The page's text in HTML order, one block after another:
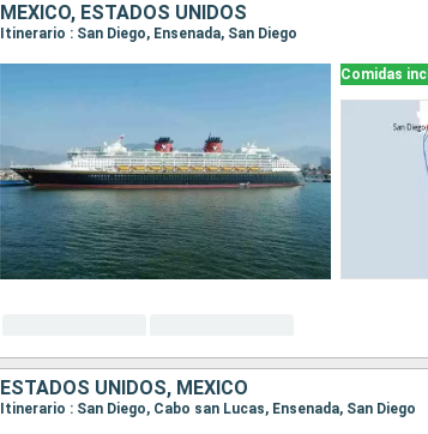
MÉXICO, ESTADOS UNIDOS
Itinerario : San Diego, Ensenada, San Diego
Comidas
ESTADOS UNIDOS, MÉXICO
Itinerario : San Diego, Cabo san Lucas, Ensenada, San Diego